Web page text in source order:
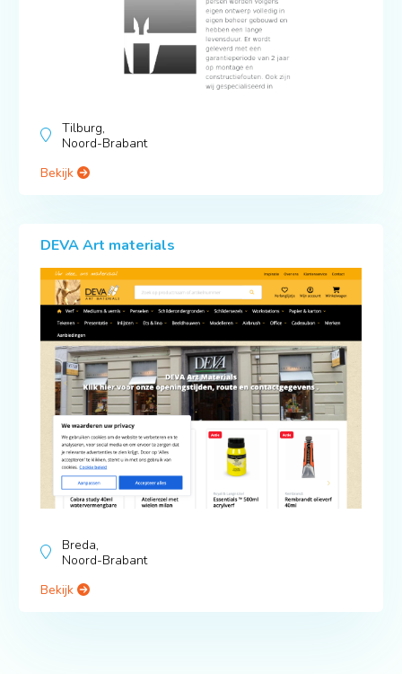
Tilburg,
Noord-Brabant
Bekijk
DEVA Art materials
Breda,
Noord-Brabant
Bekijk